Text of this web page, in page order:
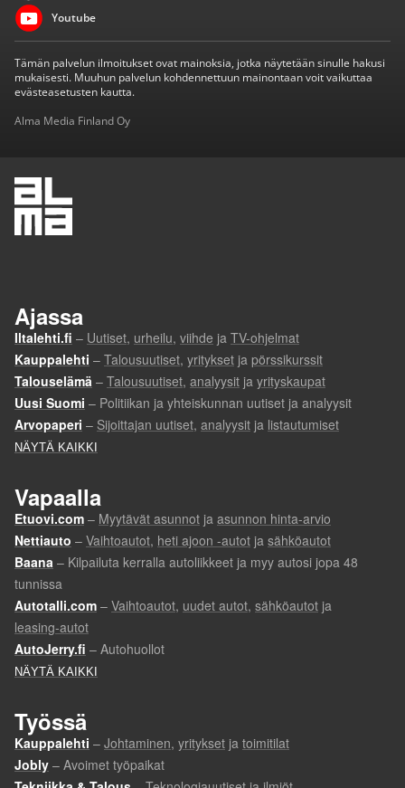
Youtube
Tämän palvelun ilmoitukset ovat mainoksia, jotka näytetään sinulle hakusi
mukaisesti. Muuhun palvelun kohdennettuun mainontaan voit vaikuttaa
evästeasetusten kautta.
Alma Media Finland Oy